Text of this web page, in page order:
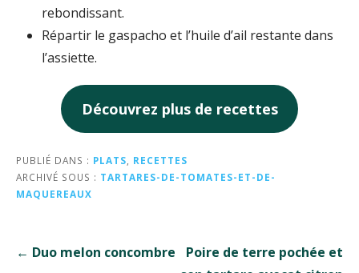
rebondissant.
Répartir le gaspacho et l’huile d’ail restante dans
l’assiette.
Découvrez plus de recettes
PUBLIÉ DANS : PLATS
RECETTES
ARCHIVÉ SOUS : TARTARES-DE-TOMATES-ET-DE-
MAQUEREAUX
Navigation
← Duo melon concombre
Poire de terre pochée et